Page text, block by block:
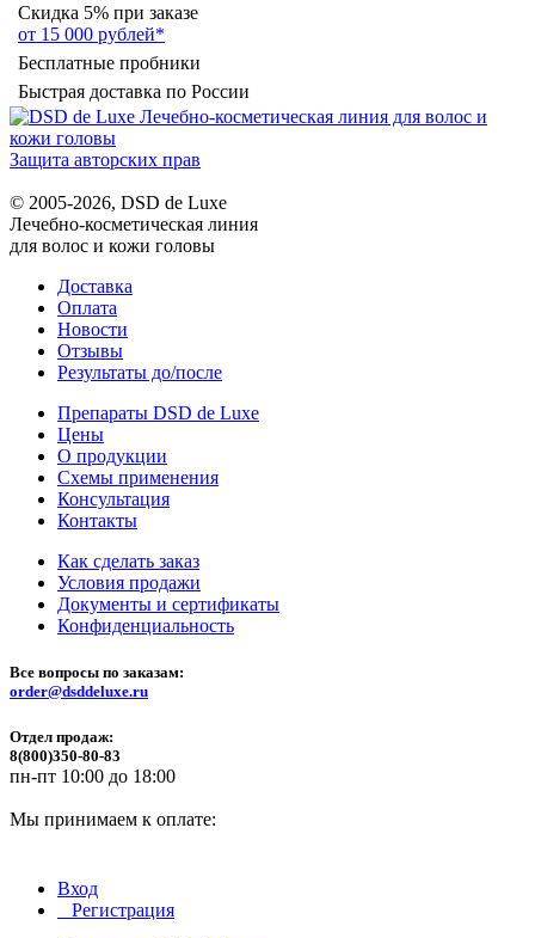
Скидка 5% при заказе
от 15 000 рублей*
Бесплатные пробники
Быстрая доставка по России
Защита авторских прав
© 2005-2026, DSD de Luxe
Лечебно-косметическая линия
для волос и кожи головы
Доставка
Оплата
Новости
Отзывы
Результаты до/после
Препараты DSD de Luxe
Цены
О продукции
Схемы применения
Консультация
Контакты
Как сделать заказ
Условия продажи
Документы и сертификаты
Конфиденциальность
Все вопросы по заказам:
order@dsddeluxe.ru
Отдел продаж:
8(800)350-80-83
пн-пт 10:00 до 18:00
Мы принимаем к оплате:
Вход
Регистрация